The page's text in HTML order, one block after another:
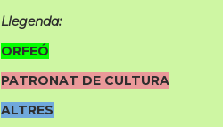
Llegenda:
ORFEÓ
PATRONAT DE CULTURA
ALTRES